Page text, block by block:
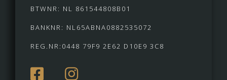
BTWNR: NL 861544808B01
BANKNR: NL65ABNA0882535072
REG.NR:0448 79F9 2E62 D10E9 3C8